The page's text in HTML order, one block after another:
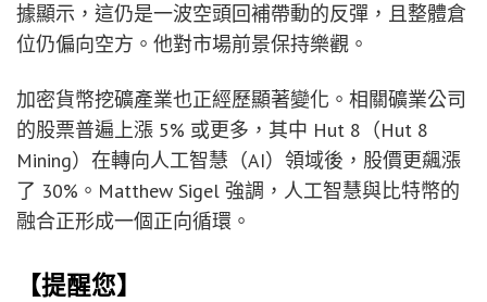
據顯示，這仍是一波空頭回補帶動的反彈，且整體倉
位仍偏向空方。他對市場前景保持樂觀。
加密貨幣挖礦產業也正經歷顯著變化。相關礦業公司
的股票普遍上漲 5% 或更多，其中 Hut 8（Hut 8
Mining）在轉向人工智慧（AI）領域後，股價更飆漲
了 30%。Matthew Sigel 強調，人工智慧與比特幣的
融合正形成一個正向循環。
【提醒您】